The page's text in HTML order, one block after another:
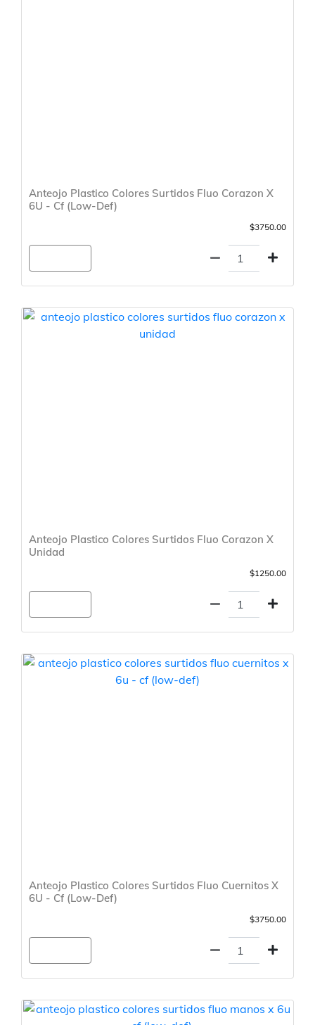
Anteojo Plastico Colores Surtidos Fluo Corazon X
6U - Cf (Low-Def)
$3750.00
Anteojo Plastico Colores Surtidos Fluo Corazon X
Unidad
$1250.00
Anteojo Plastico Colores Surtidos Fluo Cuernitos X
6U - Cf (Low-Def)
$3750.00